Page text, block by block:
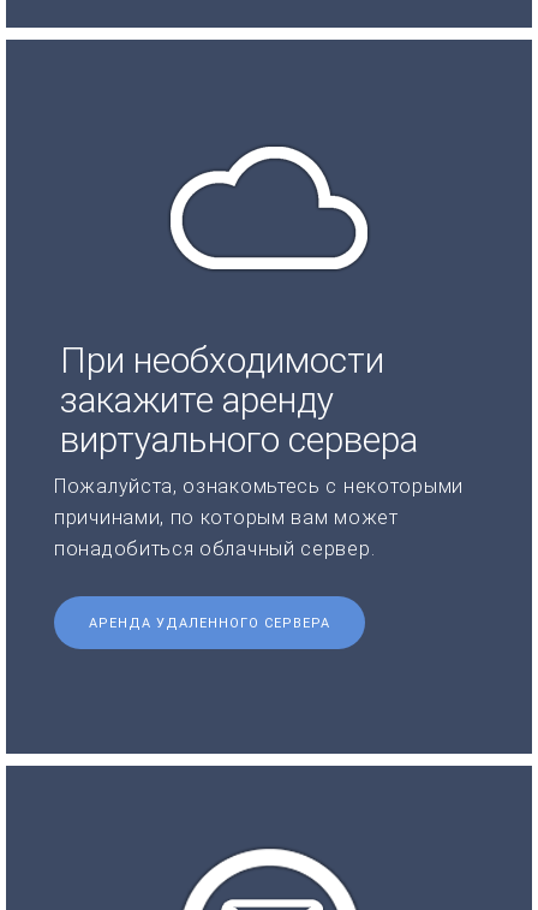
При необходимости
закажите аренду
виртуального сервера
Пожалуйста, ознакомьтесь с некоторыми
причинами, по которым вам может
понадобиться облачный сервер.
АРЕНДА УДАЛЕННОГО СЕРВЕРА